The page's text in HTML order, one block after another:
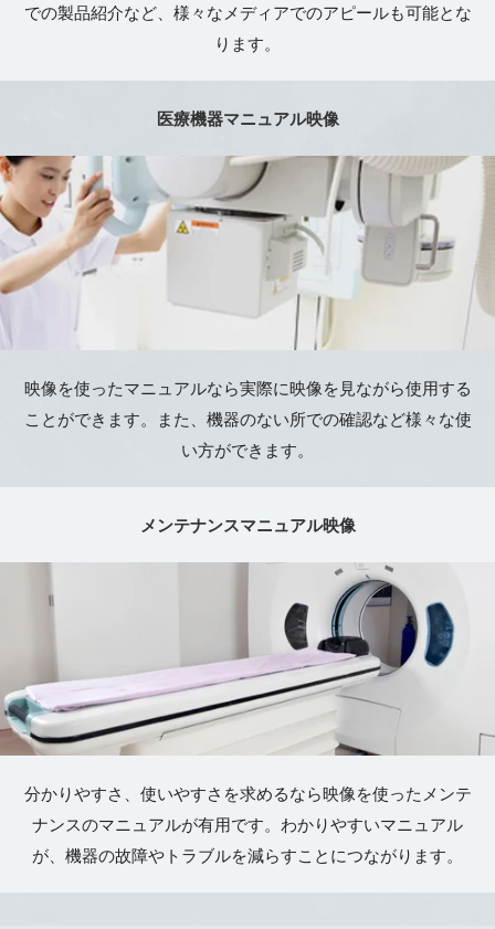
での製品紹介など、様々なメディアでのアピールも可能とな
ります。
医療機器マニュアル映像
映像を使ったマニュアルなら実際に映像を見ながら使用する
ことができます。また、機器のない所での確認など様々な使
い方ができます。
メンテナンスマニュアル映像
分かりやすさ、使いやすさを求めるなら映像を使ったメンテ
ナンスのマニュアルが有用です。わかりやすいマニュアル
が、機器の故障やトラブルを減らすことにつながります。